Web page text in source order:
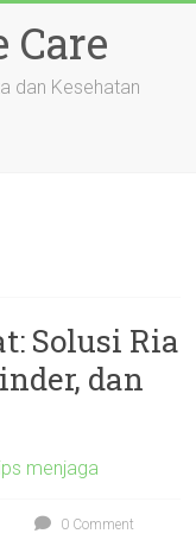
Care
dan Kesehatan
Solusi Ria
dan
menjaga
0 Comment